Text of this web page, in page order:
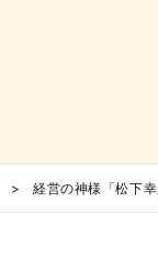
> 経営の神様「松下